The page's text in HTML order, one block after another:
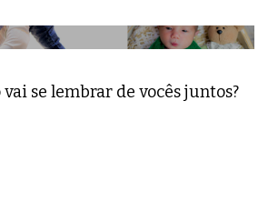
se lembrar de vocês juntos?